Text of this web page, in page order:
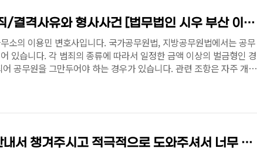
도 별달리 문제가 없지만, 중요한 사항이 잘못 기재되지..
공무원 당연퇴직/결격사유와 형사사건 [법무법인 시우 부산 이용민 변호사]
소의 이용민 변호사입니다. 국가공무원법, 지방공무원법에서는 공무
있습니다. 각 범죄의 종류에 따라서 일정한 금액 이상의 벌금형인 경
공무원을 그만두어야 하는 경우가 있습니다. 관련 조항은 자주 개정
입니다. 📞 법무법인 시우 이용민 변호사 추천관련된 형사사건에 대
문 변호사로 등록전화번호: 051-503-6699 / 010-7540-6..
[고객리뷰] 시간내서 챙겨주시고 적극적으로 도와주셔서 너무 감사드립니다 [법무법인 시우 부산 형사전문변호사 이용민]